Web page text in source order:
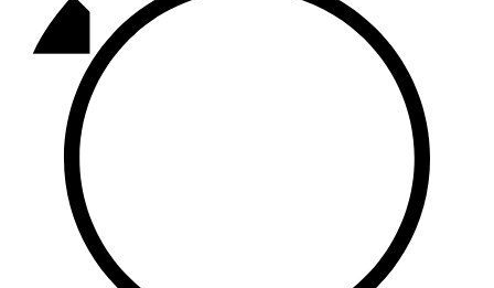
Базарлы матак
107,1 FM
Балык бистәсе
104,9 FM
Баулы
107,5 FM